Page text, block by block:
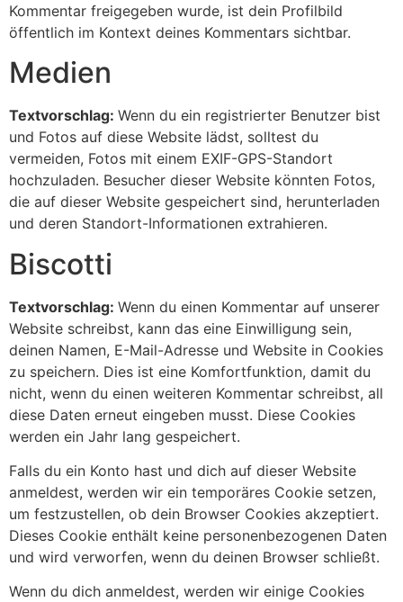
Kommentar freigegeben wurde, ist dein Profilbild
öffentlich im Kontext deines Kommentars sichtbar.
Medien
Textvorschlag: Wenn du ein registrierter Benutzer bist
und Fotos auf diese Website lädst, solltest du
vermeiden, Fotos mit einem EXIF-GPS-Standort
hochzuladen. Besucher dieser Website könnten Fotos,
die auf dieser Website gespeichert sind, herunterladen
und deren Standort-Informationen extrahieren.
Biscotti
Textvorschlag: Wenn du einen Kommentar auf unserer
Website schreibst, kann das eine Einwilligung sein,
deinen Namen, E-Mail-Adresse und Website in Cookies
zu speichern. Dies ist eine Komfortfunktion, damit du
nicht, wenn du einen weiteren Kommentar schreibst, all
diese Daten erneut eingeben musst. Diese Cookies
werden ein Jahr lang gespeichert.
Falls du ein Konto hast und dich auf dieser Website
anmeldest, werden wir ein temporäres Cookie setzen,
um festzustellen, ob dein Browser Cookies akzeptiert.
Dieses Cookie enthält keine personenbezogenen Daten
und wird verworfen, wenn du deinen Browser schließt.
Wenn du dich anmeldest, werden wir einige Cookies